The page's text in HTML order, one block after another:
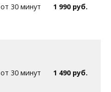
от 30 минут 1 990 руб.
от 30 минут 1 490 руб.